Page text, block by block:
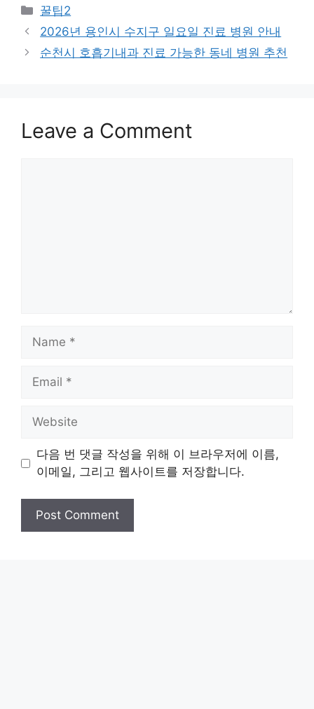
Categories
꿀팁2
2026년 용인시 수지구 일요일 진료 병원 안내
순천시 호흡기내과 진료 가능한 동네 병원 추천
Leave a Comment
Name
Email
Website
다음 번 댓글 작성을 위해 이 브라우저에 이름,
이메일, 그리고 웹사이트를 저장합니다.